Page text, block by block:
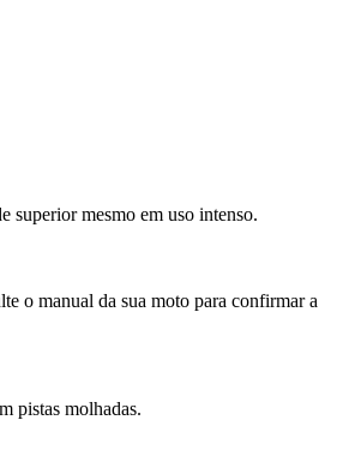
superior mesmo em uso intenso.
o manual da sua moto para confirmar a
pistas molhadas.